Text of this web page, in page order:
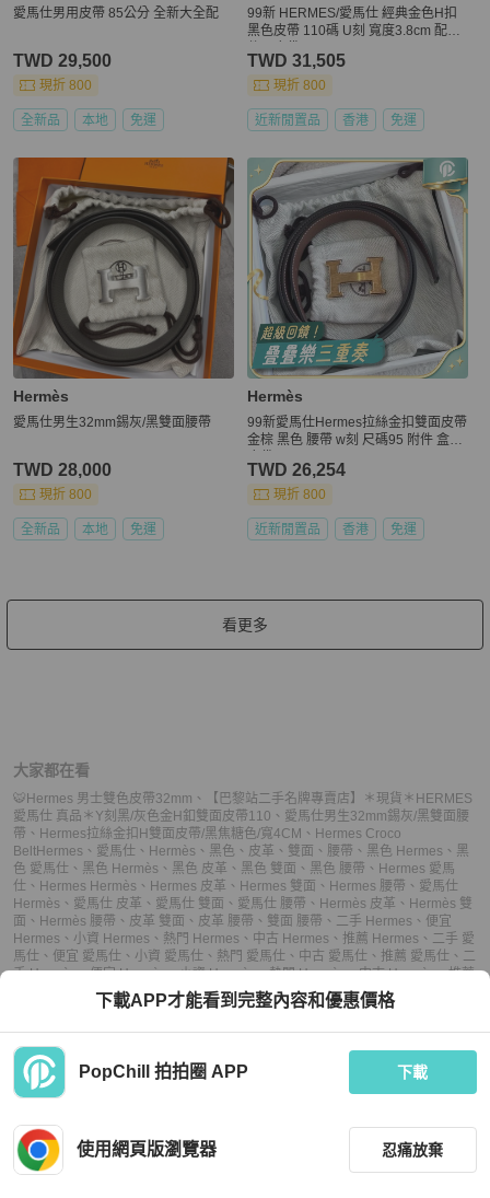
愛馬仕男用皮帶 85公分 全新大全配
TWD 29,500
現折 800
全新品 本地 免運
99新 HERMES/愛馬仕 經典金色H扣
黑色皮帶 110碼 U刻 寬度3.8cm 配
TWD 31,505
現折 800
近新閒置品 香港 免運
Hermès
愛馬仕男生32mm錫灰/黑雙面腰帶
TWD 28,000
現折 800
全新品 本地 免運
Hermès
99新愛馬仕Hermes拉絲金扣雙面皮帶
金棕 黑色 腰帶 w刻 尺碼95 附件 盒子
TWD 26,254
現折 800
近新閒置品 香港 免運
看更多
大家都在看
🐯Hermes 男士雙色皮帶32mm 、
【巴黎站二手名牌專賣店】＊現貨＊HERMES
愛馬仕 真品＊Y刻黑/灰色金H釦雙面皮帶110 、 愛馬仕男生32mm錫灰/黑雙面腰
帶 、 Hermes拉絲金扣H雙面皮帶/黑焦糖色/寬4CM 、 Hermes Croco
BeltHermes 、 愛馬仕 、 Hermès 、 黑色 、 皮革 、 雙面 、 腰帶 、 黑色 Hermes 、 黑
色 愛馬仕 、 黑色 Hermès 、 黑色 皮革 、 黑色 雙面 、 黑色 腰帶 、 Hermes 愛馬
仕 、 Hermes Hermès 、 Hermes 皮革 、 Hermes 雙面 、 Hermes 腰帶 、 愛馬仕
Hermès 、 愛馬仕 皮革 、 愛馬仕 雙面 、 愛馬仕 腰帶 、 Hermès 皮革 、 Hermès 雙
面 、 Hermès 腰帶 、 皮革 雙面 、 皮革 腰帶 、 雙面 腰帶 、 二手 Hermes 、 便宜
Hermes 、 小資 Hermes 、 熱門 Hermes 、 中古 Hermes 、 推薦 Hermes 、 二手 愛
馬仕 、 便宜 愛馬仕 、 小資 愛馬仕 、 熱門 愛馬仕 、 中古 愛馬仕 、 推薦 愛馬仕 、 二
手 Hermès、便宜 Hermès、小資 Hermès、熱門 Hermès、中古 Hermès、推薦
二手 雙面、 便宜 雙面、小資 雙面、熱門 雙面、中古 雙面
、 便宜 腰帶 、小資 腰帶、熱門 腰帶、中古 腰帶、推薦 腰帶
下載APP才能看到完整內容和優惠價格
PopChill 拍拍圈 APP 下載
使用網頁版瀏覽器 忍痛放棄